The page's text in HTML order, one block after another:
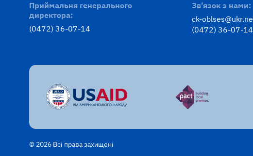
Приймальня генерального
директора:
(0472) 36-07-14
Зв’язок з нами:
ck-
(0472) 36-07-14
© 2026 Всі права захищені